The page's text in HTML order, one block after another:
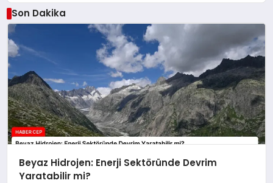
Son Dakika
Beyaz Hidrojen: Enerji Sektöründe Devrim
Yaratabilir mi?